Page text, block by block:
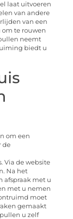
laat uitvoeren
van andere
van een
te rouwen
neemt
biedt u
om een
de
Via de website
Na het
afspraak met u
met u nemen
moet
gemaakt
u zelf